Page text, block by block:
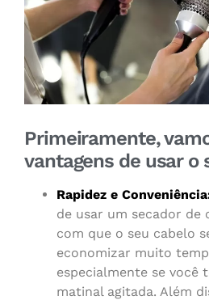
Primeiramente,
vantagens de usar o
Rapidez e
de usar um secador de
com que o seu cabelo
economizar muito
especialmente se você
matinal agitada. Além